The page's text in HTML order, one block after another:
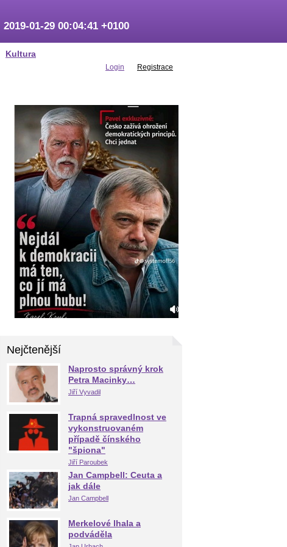
Kultura
2019-01-29 00:04:41 +0100
Login Registrace
Nejčtenější
Naprosto správný krok
Petra Macinky…
Jiří Vyvadil
Trapná spravedlnost ve
vykonstruovaném
případě čínského
"špiona"
Jiří Paroubek
Jan Campbell: Ceuta a
jak dále
Jan Campbell
Merkelové lhala a
podváděla